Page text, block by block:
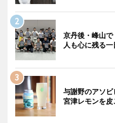
京丹後・峰山
人も心に残る一
与謝野のアソ
宮津レモンを皮